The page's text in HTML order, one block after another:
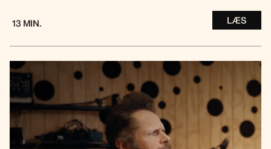
13 MIN. LÆS